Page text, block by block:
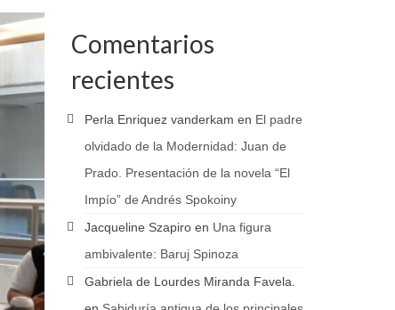
Comentarios
recientes
Perla Enriquez vanderkam en El padre
olvidado de la Modernidad: Juan de
Prado. Presentación de la novela “El
Impío” de Andrés Spokoiny
Jacqueline Szapiroen Una figura
ambivalente: Baruj Spinoza
Gabriela de Lourdes Miranda Favela.